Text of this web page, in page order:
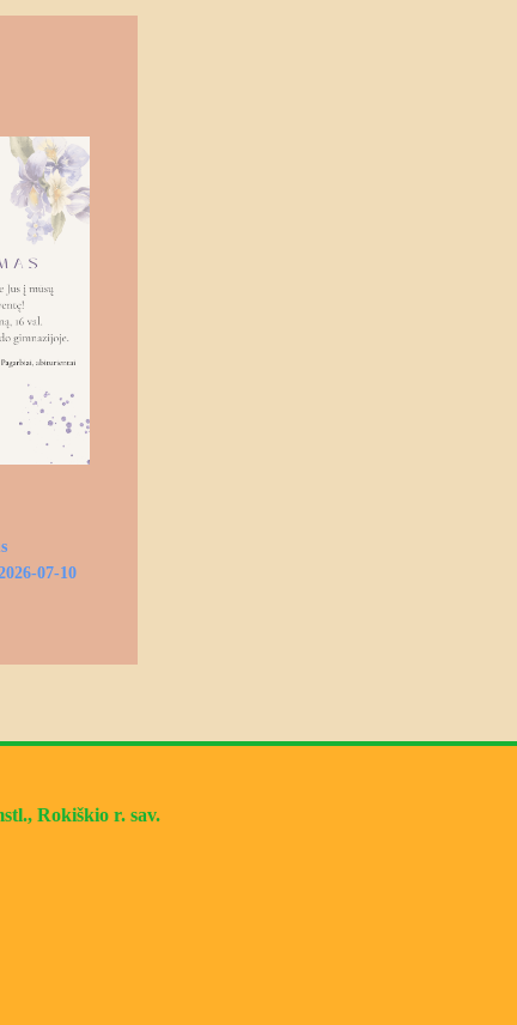
07-10
Rokiškio r. sav.